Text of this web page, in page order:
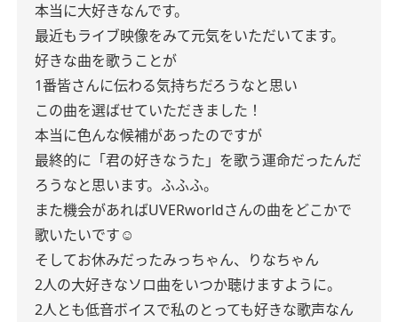
本当に大好きなんです。
最近もライブ映像をみて元気をいただいてます。
好きな曲を歌うことが
1番皆さんに伝わる気持ちだろうなと思い
この曲を選ばせていただきました！
本当に色んな候補があったのですが
最終的に「君の好きなうた」を歌う運命だったんだ
ろうなと思います。ふふふ。
また機会があればUVERworldさんの曲をどこかで
歌いたいです☺️
そしてお休みだったみっちゃん、りなちゃん
2人の大好きなソロ曲をいつか聴けますように。
2人とも低音ボイスで私のとっても好きな歌声なん